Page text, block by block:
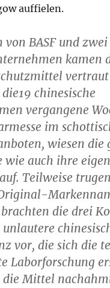
auffielen.
von BASF und
kamen
vertraut
chinesische
vergangene
im
wiesen die
wie auch ihre
Teilweise
die drei
unlautere
vor, die sich die
Laborforschung
die Mittel